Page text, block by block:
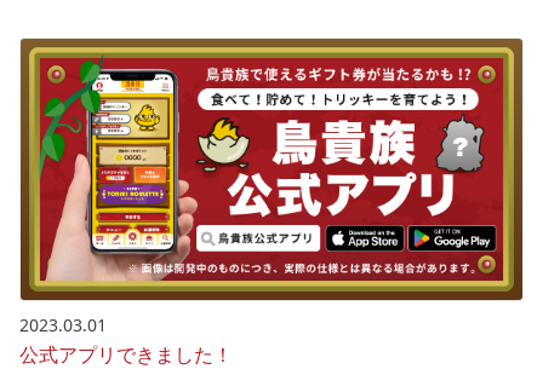
2023.03.01
公式アプリできました！